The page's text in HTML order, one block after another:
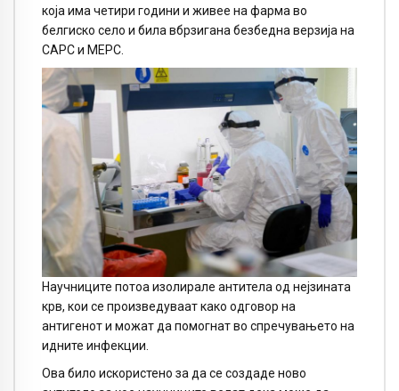
која има четири години и живее на фарма во
белгиско село и била вбрзигана безбедна верзија на
САРС и МЕРС.
Научниците потоа изолирале антитела од нејзината
крв, кои се произведуваат како одговор на
антигенот и можат да помогнат во спречувањето на
идните инфекции.
Ова било искористено за да се создаде ново